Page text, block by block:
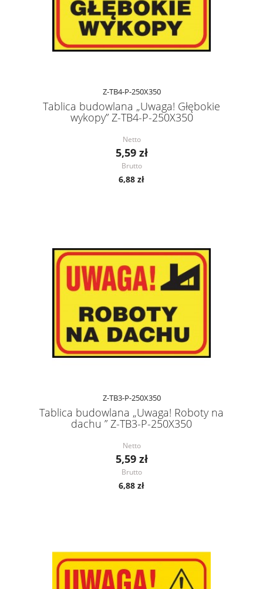
Z-TB4-P-250X350
Tablica budowlana „Uwaga! Głębokie
wykopy” Z-TB4-P-250X350
Netto
5,59 zł
Brutto
6,88 zł
Z-TB3-P-250X350
Tablica budowlana „Uwaga! Roboty na
dachu ” Z-TB3-P-250X350
Netto
5,59 zł
Brutto
6,88 zł